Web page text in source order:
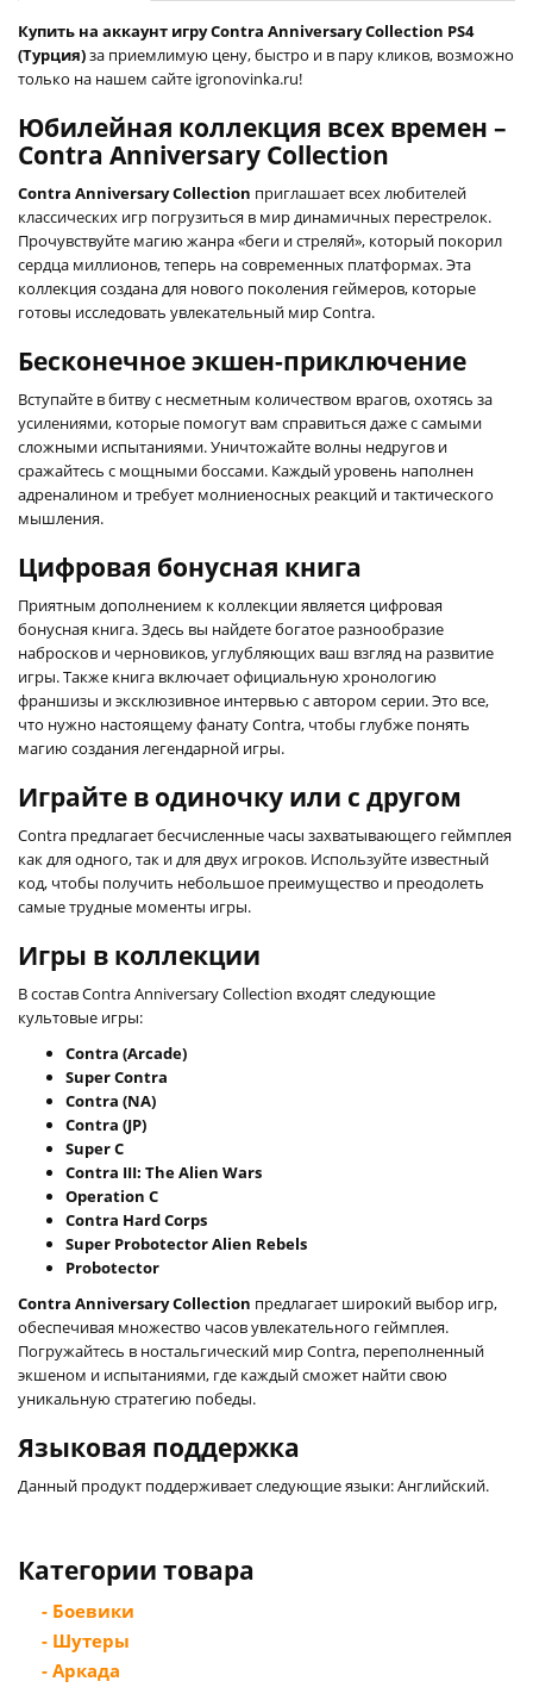
Купить на аккаунт игру Contra Anniversary Collection PS4
(Турция)за приемлимую цену, быстро и в пару кликов, возможно
только на нашем сайте igronovinka.ru!
Юбилейная коллекция всех времен –
Contra Anniversary Collection
Contra Anniversary Collection приглашает всех любителей
классических игр погрузиться в мир динамичных перестрелок.
Прочувствуйте магию жанра «беги и стреляй», который покорил
сердца миллионов, теперь на современных платформах. Эта
коллекция создана для нового поколения геймеров, которые
готовы исследовать увлекательный мир Contra.
Бесконечное экшен-приключение
Вступайте в битву с несметным количеством врагов, охотясь за
усилениями, которые помогут вам справиться даже с самыми
сложными испытаниями. Уничтожайте волны недругов и
сражайтесь с мощными боссами. Каждый уровень наполнен
адреналином и требует молниеносных реакций и тактического
мышления.
Цифровая бонусная книга
Приятным дополнением к коллекции является цифровая
бонусная книга. Здесь вы найдете богатое разнообразие
набросков и черновиков, углубляющих ваш взгляд на развитие
игры. Также книга включает официальную хронологию
франшизы и эксклюзивное интервью с автором серии. Это все,
что нужно настоящему фанату Contra, чтобы глубже понять
магию создания легендарной игры.
Играйте в одиночку или с другом
Contra предлагает бесчисленные часы захватывающего геймплея
как для одного, так и для двух игроков. Используйте известный
код, чтобы получить небольшое преимущество и преодолеть
самые трудные моменты игры.
Игры в коллекции
В состав Contra Anniversary Collection входят следующие
культовые игры:
Contra (Arcade)
Super Contra
Contra (NA)
Contra (JP)
Super C
Contra III: The Alien Wars
Operation C
Contra Hard Corps
Super Probotector Alien Rebels
Probotector
Contra Anniversary Collection предлагает широкий выбор игр,
обеспечивая множество часов увлекательного геймплея.
Погружайтесь в ностальгический мир Contra, переполненный
экшеном и испытаниями, где каждый сможет найти свою
уникальную стратегию победы.
Языковая поддержка
Данный продукт поддерживает следующие языки: Английский.
Категории товара
- Боевики
- Шутеры
- Аркада